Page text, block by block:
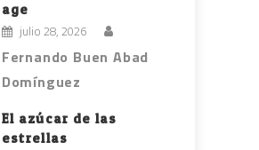
age
julio 28, 2026
Fernando Buen Abad
Domínguez
El azúcar de las
estrellas